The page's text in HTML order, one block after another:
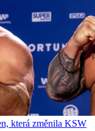
která změnila KSW